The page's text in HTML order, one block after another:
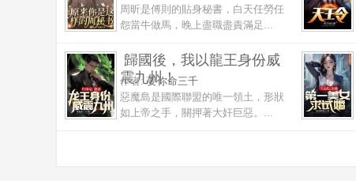
周昕是傅則的貼身秘書，白天任勞任
怨當牛做馬，晚上盡職盡責滿足...
歸國後，我以龍王身份威
震九州！
作者:要你命三千
惡魔島是國際聯盟的唯一領土，形狀
如上帝之手，關押著大奸巨惡。...